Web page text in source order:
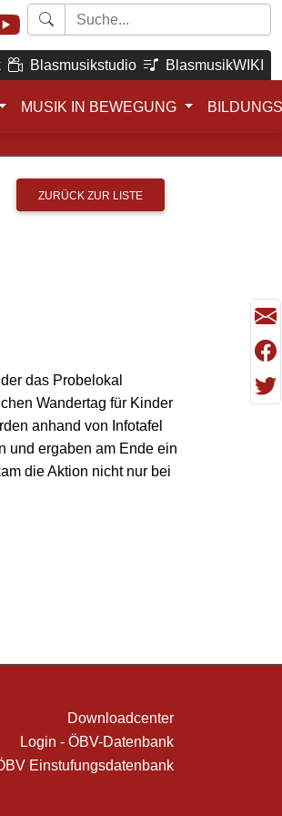
Blasmusikstudio BlasmusikWIKI
MUSIK IN BEWEGUNG
ZURÜCK ZUR LISTE
das Probelokal
Wandertag für Kinder
anhand von Infotafel
und ergaben am Ende ein
die Aktion nicht nur bei
Downloadcenter
Login - ÖBV-Datenbank
Einstufungsdatenbank